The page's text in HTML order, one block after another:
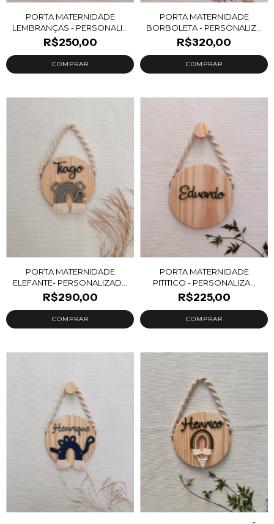
PORTA MATERNIDADE
LEMBRANÇAS - PERSONALI...
R$250,00
PORTA MATERNIDADE
BORBOLETA - PERSONALIZ...
R$320,00
PORTA MATERNIDADE
ELEFANTE- PERSONALIZAD...
R$290,00
PORTA MATERNIDADE
PITITICO - PERSONALIZA...
R$225,00